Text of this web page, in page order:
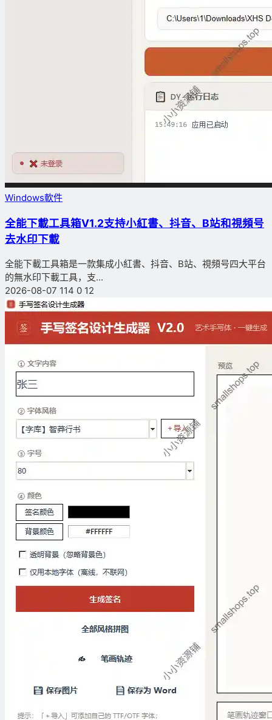
Windows軟件
全能下載工具箱V1.2支持小紅書、抖音、B站和視頻号
去水印下載
全能下載工具箱是一款集成小紅書、抖音、B站、視頻号四大平台
的無水印下載工具，支...
2026-08-07 114 0 12